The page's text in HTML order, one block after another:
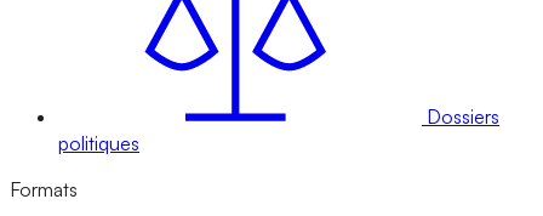
Dossiers
politiques
Formats